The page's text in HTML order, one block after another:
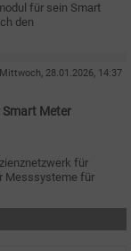
für sein Smart
den
Mittwoch, 28.01.2026, 14:37
Meter
für
Messsysteme für